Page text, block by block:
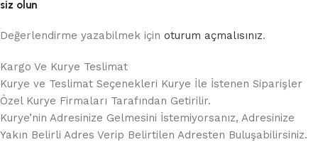
siz olun
Değerlendirme yazabilmek için oturum açmalısınız.
Kargo Ve Kurye Teslimat
Kurye ve Teslimat Seçenekleri Kurye İle İstenen Siparişler
Özel Kurye Firmaları Tarafından Getirilir.
Kurye’nin Adresinize Gelmesini İstemiyorsanız, Adresinize
Yakın Belirli Adres Verip Belirtilen Adresten Buluşabilirsiniz.